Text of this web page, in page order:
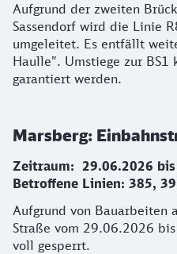
Aufgrund der zweiten
Sassendorf wird die Linie
umgeleitet. Es entfällt
Haulle". Umstiege zur BS1
garantiert werden.
Marsberg:
Zeitraum: 29.06.2026
Betroffene Linien: 385,
Aufgrund von Bauarbeiten
Straße vom 29.06.2026
voll gesperrt.